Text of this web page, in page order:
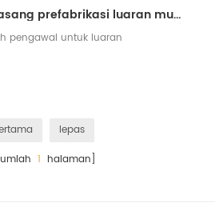
rumah pengawal pasang prefabrikasi luaran mudah alih untuk dijual
pengawal untuk luaran
lepas
1 halaman]